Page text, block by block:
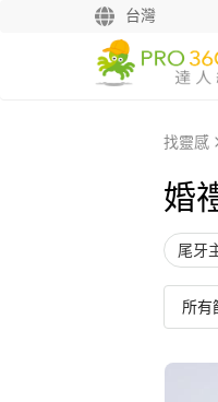
台灣
找靈感
婚
尾牙
所有